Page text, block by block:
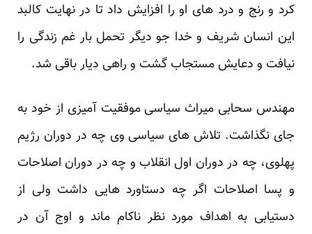
کرد و رنج و درد های او را افزایش داد تا در نهایت کالبد
این انسان شریف و خدا جو دیگر تحمل بار غم زندگی را
نیافت و دعایش مستجاب گشت و راهی دیار باقی شد.
مهندس سحابی میراث سیاسی موفقیت آمیزی از خود به
جای نگذاشت. تلاش های سیاسی وی چه در دوران رژیم
پهلوی، چه در دوران اول انقلاب و چه در دوران اصلاحات
و پسا اصلاحات اگر چه دستاورد هایی داشت ولی از
دستیابی به اهداف مورد نظر ناکام ماند و اوج آن در